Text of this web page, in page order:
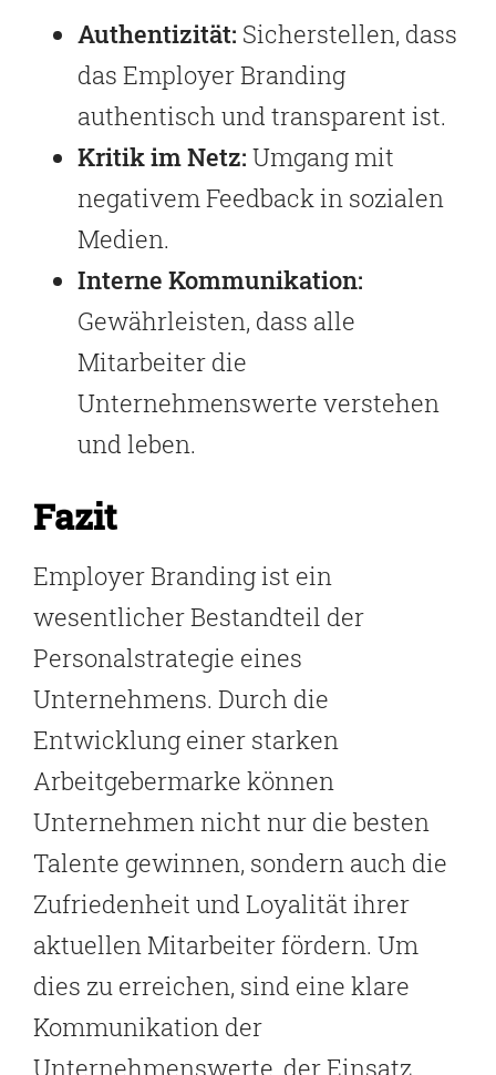
Authentizität: Sicherstellen, dass
das Employer Branding
authentisch und transparent ist.
Kritik im Netz: Umgang mit
negativem Feedback in sozialen
Medien.
Interne Kommunikation:
Gewährleisten, dass alle
Mitarbeiter die
Unternehmenswerte verstehen
und leben.
Fazit
Employer Branding ist ein
wesentlicher Bestandteil der
Personalstrategie eines
Unternehmens. Durch die
Entwicklung einer starken
Arbeitgebermarke können
Unternehmen nicht nur die besten
Talente gewinnen, sondern auch die
Zufriedenheit und Loyalität ihrer
aktuellen Mitarbeiter fördern. Um
dies zu erreichen, sind eine klare
Kommunikation der
Unternehmenswerte, der Einsatz